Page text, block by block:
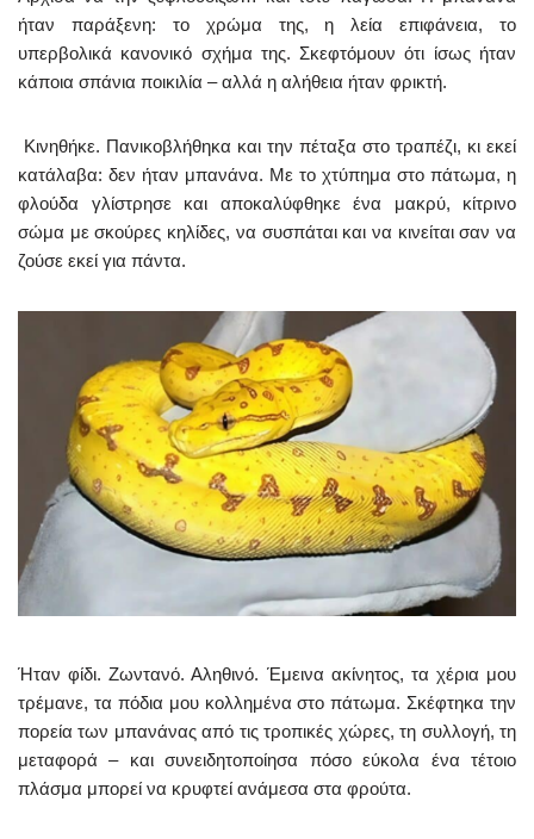
ήταν παράξενη: το χρώμα της, η λεία επιφάνεια, το
υπερβολικά κανονικό σχήμα της. Σκεφτόμουν ότι ίσως ήταν
κάποια σπάνια ποικιλία – αλλά η αλήθεια ήταν φρικτή.
Κινηθήκε. Πανικοβλήθηκα και την πέταξα στο τραπέζι, κι εκεί
κατάλαβα: δεν ήταν μπανάνα. Με το χτύπημα στο πάτωμα, η
φλούδα γλίστρησε και αποκαλύφθηκε ένα μακρύ, κίτρινο
σώμα με σκούρες κηλίδες, να συσπάται και να κινείται σαν να
ζούσε εκεί για πάντα.
Ήταν φίδι. Ζωντανό. Αληθινό. Έμεινα ακίνητος, τα χέρια μου
τρέμανε, τα πόδια μου κολλημένα στο πάτωμα. Σκέφτηκα την
πορεία των μπανάνας από τις τροπικές χώρες, τη συλλογή, τη
μεταφορά – και συνειδητοποίησα πόσο εύκολα ένα τέτοιο
πλάσμα μπορεί να κρυφτεί ανάμεσα στα φρούτα.